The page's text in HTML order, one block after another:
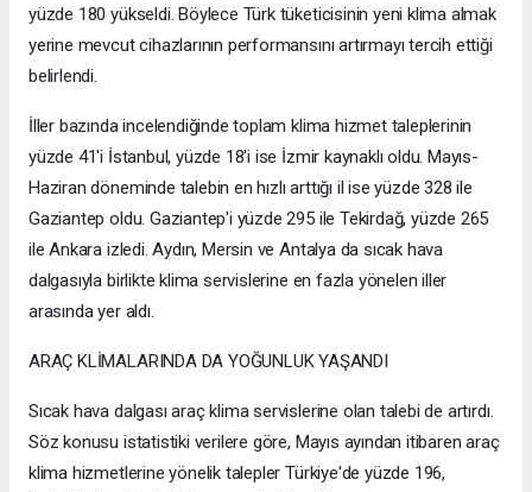
yüzde 180 yükseldi. Böylece Türk tüketicisinin yeni klima almak
yerine mevcut cihazlarının performansını artırmayı tercih ettiği
belirlendi.
İller bazında incelendiğinde toplam klima hizmet taleplerinin
yüzde 41'i İstanbul, yüzde 18'i ise İzmir kaynaklı oldu. Mayıs-
Haziran döneminde talebin en hızlı arttığı il ise yüzde 328 ile
Gaziantep oldu. Gaziantep'i yüzde 295 ile Tekirdağ, yüzde 265
ile Ankara izledi. Aydın, Mersin ve Antalya da sıcak hava
dalgasıyla birlikte klima servislerine en fazla yönelen iller
arasında yer aldı.
ARAÇ KLİMALARINDA DA YOĞUNLUK YAŞANDI
Sıcak hava dalgası araç klima servislerine olan talebi de artırdı.
Söz konusu istatistiki verilere göre, Mayıs ayından itibaren araç
klima hizmetlerine yönelik talepler Türkiye'de yüzde 196,